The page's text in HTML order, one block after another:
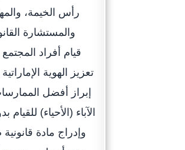
رأس الخيمة،
والمستشارة
قيام أفراد
تعزيز الهوية
إبراز أفضل
الآباء (الأحياء)
وإدراج مادة